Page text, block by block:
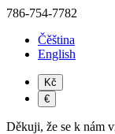
786-754-7782
Čěština
English
Kč
€
Děkuji, že se k nám